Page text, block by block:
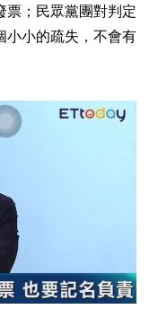
票；民眾黨團對判定
小小的疏失，不會有